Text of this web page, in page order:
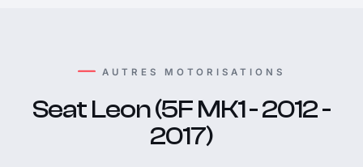
AUTRES MOTORISATIONS
Seat Leon (5F MK1 - 2012 -
2017)